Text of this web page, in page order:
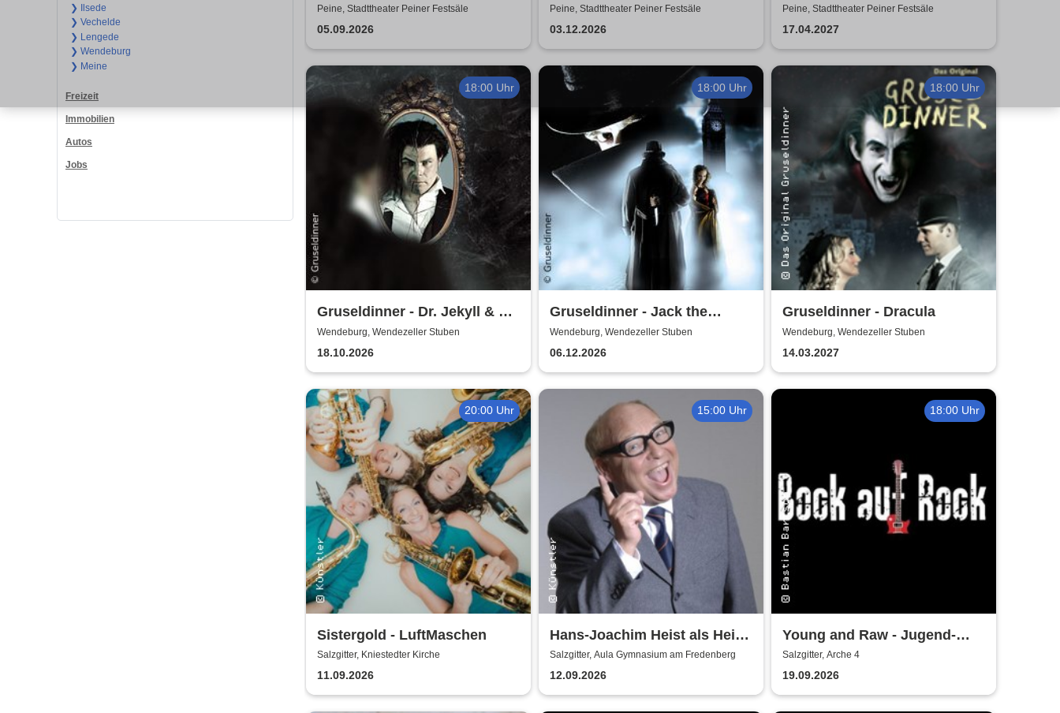
❯ Ilsede
❯ Vechelde
❯ Lengede
❯ Wendeburg
❯ Meine
Freizeit
Immobilien
Autos
Jobs
Grand & Helge Thomas
Peine, Stadttheater Peiner Festsäle
05.09.2026
Harmonists - Die
Weihnachtsshow - Hell ist die
Nacht
Peine, Stadttheater Peiner Festsäle
03.12.2026
das Musical | Theater Liberi
Peine, Stadttheater Peiner Festsäle
17.04.2027
18:00 Uhr
Gruseldinner - Dr. Jekyll & Mr.
Hyde
Wendeburg, Wendezeller Stuben
18.10.2026
18:00 Uhr
Gruseldinner - Jack the
Ripper
Wendeburg, Wendezeller Stuben
06.12.2026
18:00 Uhr
Gruseldinner - Dracula
Wendeburg, Wendezeller Stuben
14.03.2027
20:00 Uhr
Sistergold - LuftMaschen
Salzgitter, Kniestedter Kirche
11.09.2026
15:00 Uhr
Hans-Joachim Heist als Heinz
Erhard - Noch'n Gedicht
Salzgitter, Aula Gymnasium am Fredenberg
12.09.2026
18:00 Uhr
Young and Raw - Jugend-
Konzert
Salzgitter, Arche 4
19.09.2026